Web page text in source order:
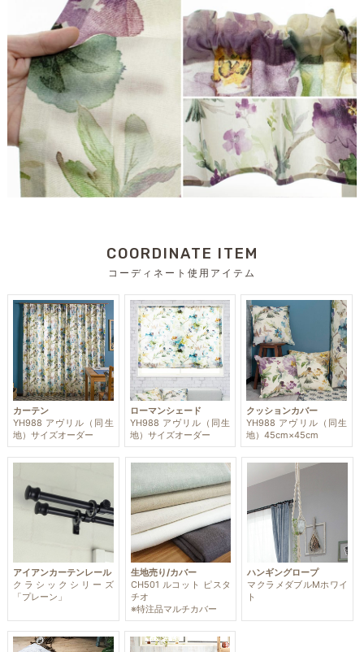
COORDINATE ITEM
コーディネート使用アイテム
カーテン
YH988 アヴリル（同生
地）サイズオーダー
ローマンシェード
YH988 アヴリル（同生
地）サイズオーダー
クッションカバー
YH988 アヴリル（同生
地）45cm×45cm
アイアンカーテンレール
クラシックシリーズ
「プレーン」
生地売り/カバー
CH501 ルコット ピスタ
チオ
※特注品マルチカバー
ハンギングロープ
マクラメダブルMホワイ
ト